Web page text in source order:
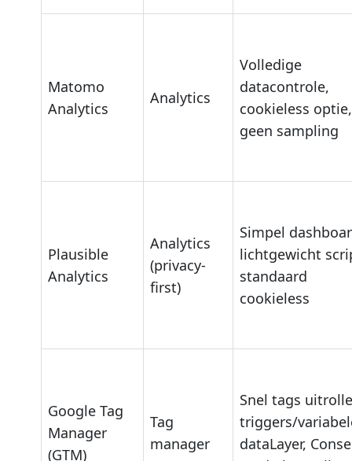
Matomo
Analytics
Analytics
Volledige
datacontrole,
cookieless optie,
geen sampling
Plausible
Analytics
Analytics
(privacy-
first)
Simpel
lichtgewicht
standaard
cookieless
Google Tag
Manager
(GTM)
Tag
manager
Snel tags
triggers/
dataLayer,